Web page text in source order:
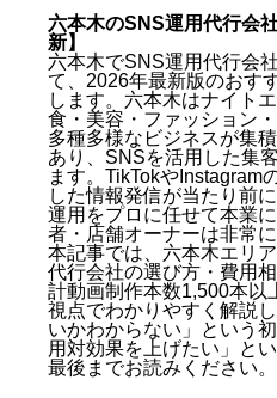
六本木のSNS運用代行会
新】
六本木でSNS運用代行会
て、2026年最新版のおす
します。六本木はナイト
食・美容・ファッション
多種多様なビジネスが集
あり、SNSを活用した集
ます。TikTokやInstagram
した情報発信が当たり前
運用をプロに任せて本業
者・店舗オーナーは非常
本記事では、六本木エリ
代行会社の選び方・費用
計動画制作本数1,500本以
視点でわかりやすく解説
いかわからない」という
用対効果を上げたい」と
最後までお読みください。